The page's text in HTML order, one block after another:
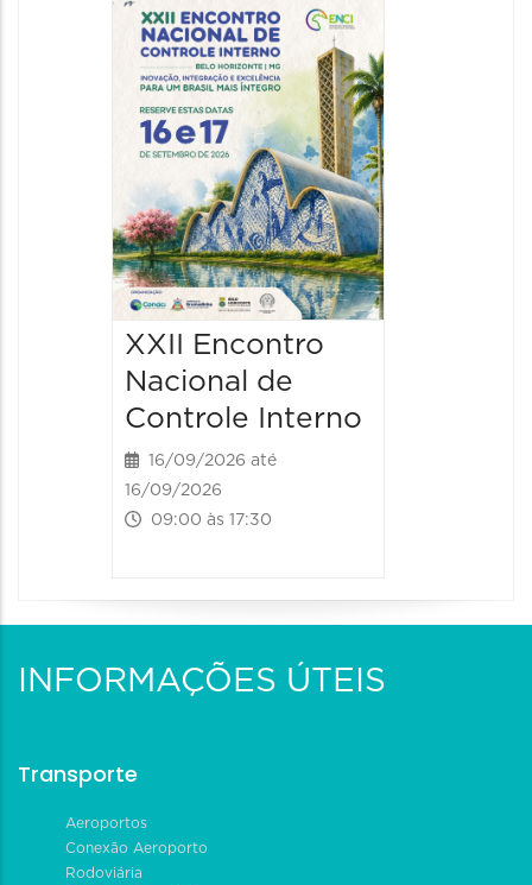
XXII Encontro
Nacional de
Controle Interno
16/09/2026 até
16/09/2026
09:00 às 17:30
INFORMAÇÕES ÚTEIS
Transporte
Aeroportos
Conexão Aeroporto
Rodoviária